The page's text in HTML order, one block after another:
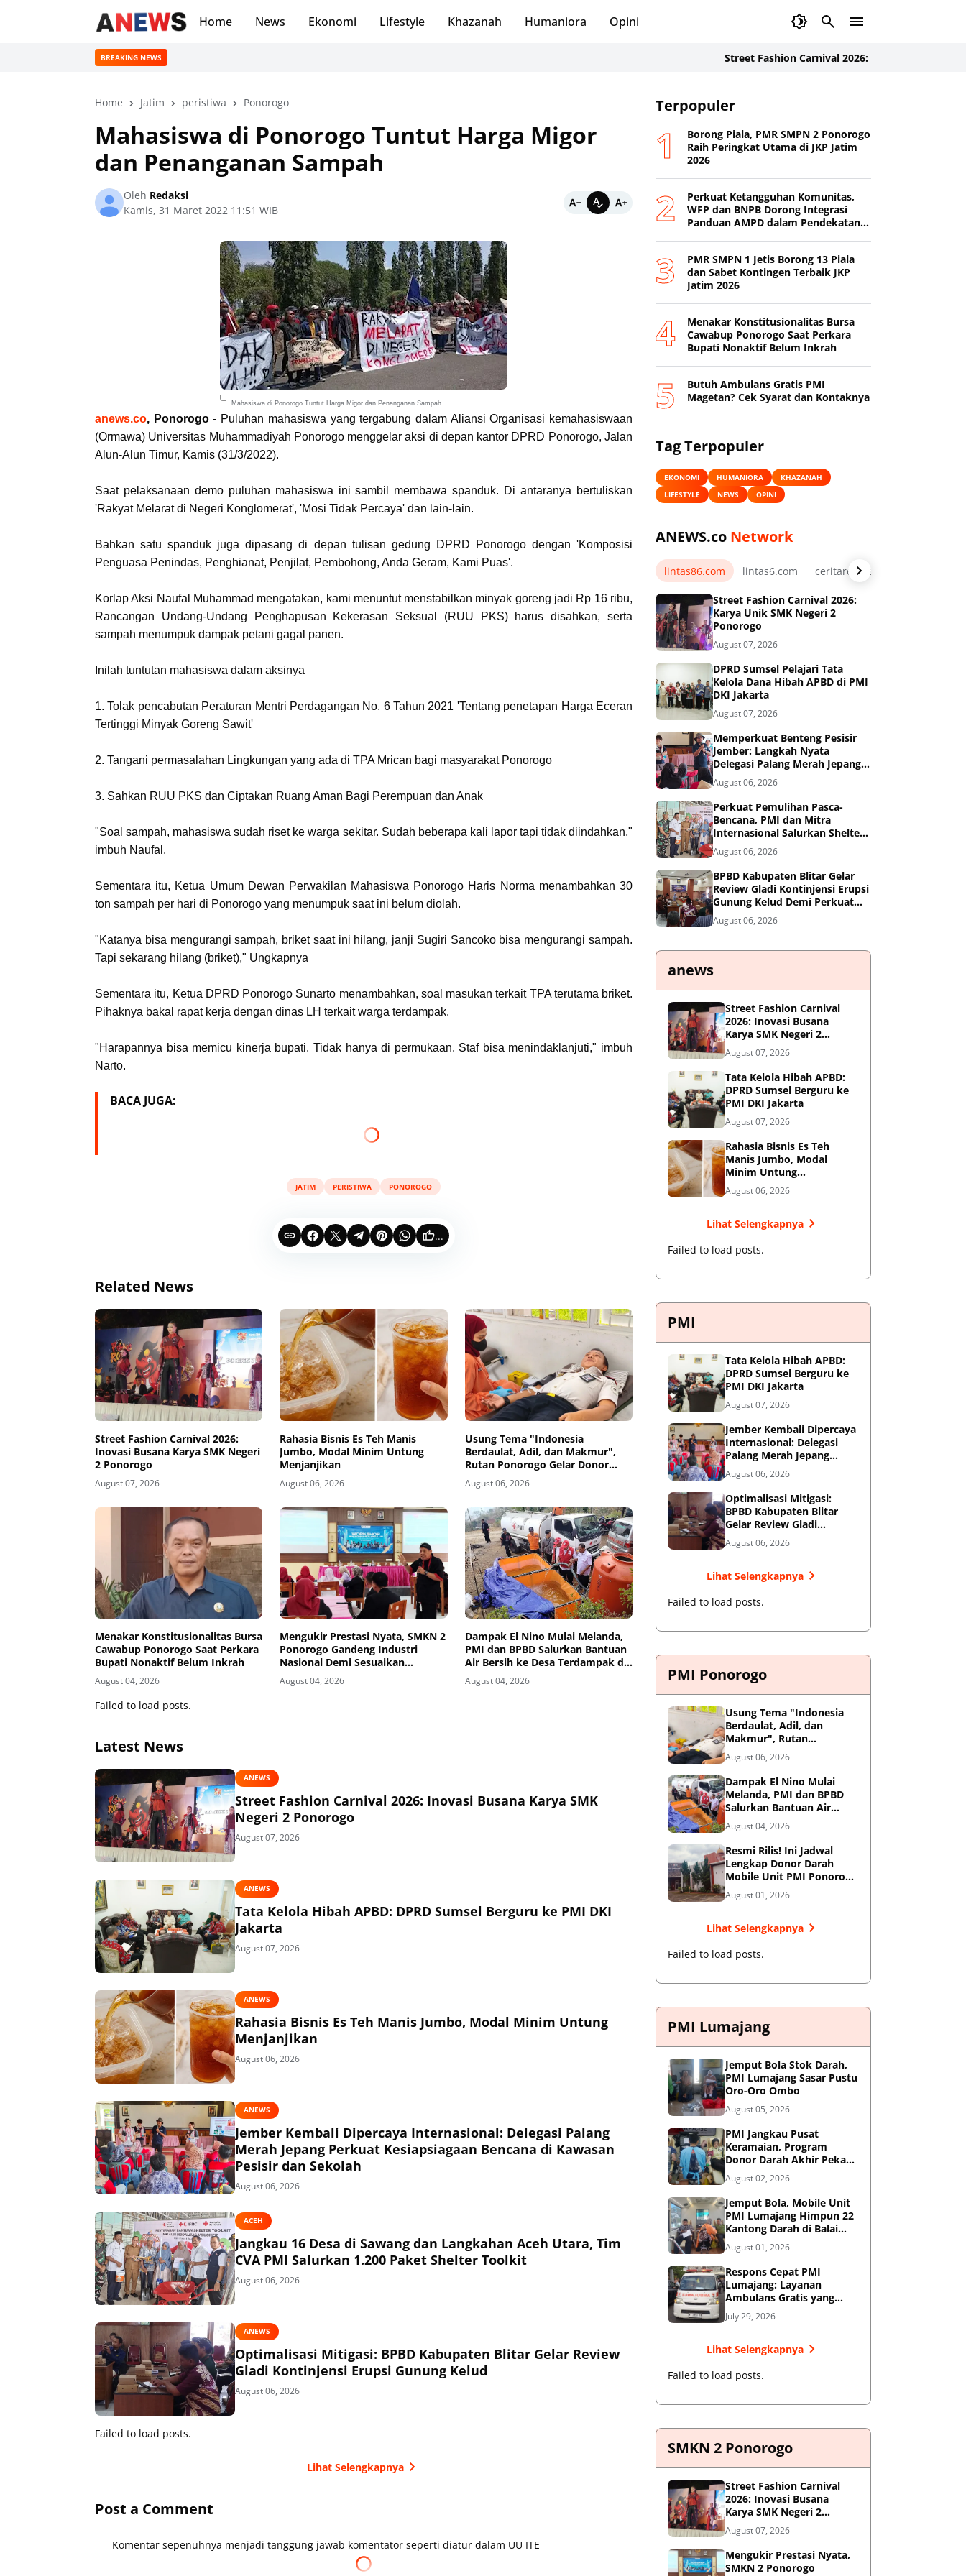
Home News Ekonomi Lifestyle Khazanah Humaniora Opini
BREAKING NEWS Street Fashion Carnival 2026: Inovasi Busana Karya SMK
Home Jatim peristiwa Ponorogo
Mahasiswa di Ponorogo Tuntut Harga Migor
dan Penanganan Sampah
Oleh Redaksi
Kamis, 31 Maret 2022 11:51 WIB
Mahasiswa di Ponorogo Tuntut Harga Migor dan Penanganan Sampah
anews.co, Ponorogo- Puluhan mahasiswa yang tergabung dalam Aliansi Organisasi kemahasiswaan
(Ormawa) Universitas Muhammadiyah Ponorogo menggelar aksi di depan kantor DPRD Ponorogo, Jalan
Alun-Alun Timur, Kamis (31/3/2022).
Saat pelaksanaan demo puluhan mahasiswa ini sambil membawa spanduk. Di antaranya bertuliskan
'Rakyat Melarat di Negeri Konglomerat', 'Mosi Tidak Percaya' dan lain-lain.
Bahkan satu spanduk juga dipasang di depan tulisan gedung DPRD Ponorogo dengan 'Komposisi
Penguasa Penindas, Penghianat, Penjilat, Pembohong, Anda Geram, Kami Puas'.
Korlap Aksi Naufal Muhammad mengatakan, kami menuntut menstabilkan minyak goreng jadi Rp 16 ribu,
Rancangan Undang-Undang Penghapusan Kekerasan Seksual (RUU PKS) harus disahkan, serta
sampah menumpuk dampak petani gagal panen.
Inilah tuntutan mahasiswa dalam aksinya
1. Tolak pencabutan Peraturan Mentri Perdagangan No. 6 Tahun 2021 'Tentang penetapan Harga Eceran
Tertinggi Minyak Goreng Sawit'
2. Tangani permasalahan Lingkungan yang ada di TPA Mrican bagi masyarakat Ponorogo
3. Sahkan RUU PKS dan Ciptakan Ruang Aman Bagi Perempuan dan Anak
"Soal sampah, mahasiswa sudah riset ke warga sekitar. Sudah beberapa kali lapor tapi tidak diindahkan,"
imbuh Naufal.
Sementara itu, Ketua Umum Dewan Perwakilan Mahasiswa Ponorogo Haris Norma menambahkan 30
ton sampah per hari di Ponorogo yang menumpuk saat ini belum diolah.
"Katanya bisa mengurangi sampah, briket saat ini hilang, janji Sugiri Sancoko bisa mengurangi sampah.
Tapi sekarang hilang (briket)," Ungkapnya
Sementara itu, Ketua DPRD Ponorogo Sunarto menambahkan, soal masukan terkait TPA terutama briket.
Pihaknya bakal rapat kerja dengan dinas LH terkait warga terdampak.
"Harapannya bisa memicu kinerja bupati. Tidak hanya di permukaan. Staf bisa menindaklanjuti," imbuh
Narto.
BACA JUGA:
JATIM PERISTIWA PONOROGO
...
Related News
Street Fashion Carnival 2026:
Inovasi Busana Karya SMK Negeri
2 Ponorogo
August 07, 2026
Rahasia Bisnis Es Teh Manis
Jumbo, Modal Minim Untung
Menjanjikan
August 06, 2026
Usung Tema "Indonesia
Berdaulat, Adil, dan Makmur",
Rutan Ponorogo Gelar Donor
Darah Kemanusiaan Sambut HUT
RI ke-81
August 06, 2026
Menakar Konstitusionalitas Bursa
Cawabup Ponorogo Saat Perkara
Bupati Nonaktif Belum Inkrah
August 04, 2026
Mengukir Prestasi Nyata, SMKN 2
Ponorogo Gandeng Industri
Nasional Demi Sesuaikan
Kurikulum dengan Kebutuhan
Dunia Kerja
August 04, 2026
Dampak El Nino Mulai Melanda,
PMI dan BPBD Salurkan Bantuan
Air Bersih ke Desa Terdampak di
Ponorogo
August 04, 2026
Failed to load posts.
Latest News
ANEWS
Street Fashion Carnival 2026: Inovasi Busana Karya SMK
Negeri 2 Ponorogo
August 07, 2026
ANEWS
Tata Kelola Hibah APBD: DPRD Sumsel Berguru ke PMI DKI
Jakarta
August 07, 2026
ANEWS
Rahasia Bisnis Es Teh Manis Jumbo, Modal Minim Untung
Menjanjikan
August 06, 2026
ANEWS
Jember Kembali Dipercaya Internasional: Delegasi Palang
Merah Jepang Perkuat Kesiapsiagaan Bencana di Kawasan
Pesisir dan Sekolah
August 06, 2026
ACEH
Jangkau 16 Desa di Sawang dan Langkahan Aceh Utara, Tim
CVA PMI Salurkan 1.200 Paket Shelter Toolkit
August 06, 2026
ANEWS
Optimalisasi Mitigasi: BPBD Kabupaten Blitar Gelar Review
Gladi Kontinjensi Erupsi Gunung Kelud
August 06, 2026
Failed to load posts.
Lihat Selengkapnya
Post a Comment
Komentar sepenuhnya menjadi tanggung jawab komentator seperti diatur dalam UU ITE
Terpopuler
Borong Piala, PMR SMPN 2 Ponorogo
Raih Peringkat Utama di JKP Jatim
2026
Perkuat Ketangguhan Komunitas,
WFP dan BNPB Dorong Integrasi
Panduan AMPD dalam Pendekatan
PMR SMPN 1 Jetis Borong 13 Piala
dan Sabet Kontingen Terbaik JKP
Jatim 2026
Menakar Konstitusionalitas Bursa
Cawabup Ponorogo Saat Perkara
Bupati Nonaktif Belum Inkrah
Butuh Ambulans Gratis PMI
Magetan? Cek Syarat dan Kontaknya
Tag Terpopuler
EKONOMI HUMANIORA
KHAZANAH
LIFESTYLE
NEWS OPINI
ANEWS.co Network
lintas86.com lintas6.com ceritarelawan.my.id
Street Fashion Carnival 2026:
Karya Unik SMK Negeri 2
Ponorogo
August 07, 2026
DPRD Sumsel Pelajari Tata
Kelola Dana Hibah APBD di PMI
DKI Jakarta
August 07, 2026
Memperkuat Benteng Pesisir
Jember: Langkah Nyata
Delegasi Palang Merah Jepang
Dampingi Relawan dan Sekolah
Tangguh Bencana
August 06, 2026
Perkuat Pemulihan Pasca-
Bencana, PMI dan Mitra
Internasional Salurkan Shelter
Toolkit untuk 1.200 Keluarga di
Aceh Utara
August 06, 2026
BPBD Kabupaten Blitar Gelar
Review Gladi Kontinjensi Erupsi
Gunung Kelud Demi Perkuat
Mitigasi Bencana
August 06, 2026
anews
Street Fashion Carnival
2026: Inovasi Busana
Karya SMK Negeri 2
Ponorogo
August 07, 2026
Tata Kelola Hibah APBD:
DPRD Sumsel Berguru ke
PMI DKI Jakarta
August 07, 2026
Rahasia Bisnis Es Teh
Manis Jumbo, Modal
Minim Untung
Menjanjikan
August 06, 2026
Lihat Selengkapnya
Failed to load posts.
PMI
Tata Kelola Hibah APBD:
DPRD Sumsel Berguru ke
PMI DKI Jakarta
August 07, 2026
Jember Kembali Dipercaya
Internasional: Delegasi
Palang Merah Jepang
Perkuat Kesiapsiagaan
Bencana di Kawasan
Pesisir dan Sekolah
August 06, 2026
Optimalisasi Mitigasi:
BPBD Kabupaten Blitar
Gelar Review Gladi
Kontinjensi Erupsi Gunung
Kelud
August 06, 2026
Lihat Selengkapnya
Failed to load posts.
PMI Ponorogo
Usung Tema "Indonesia
Berdaulat, Adil, dan
Makmur", Rutan
Ponorogo Gelar Donor
Darah Kemanusiaan
Sambut HUT RI ke-81
August 06, 2026
Dampak El Nino Mulai
Melanda, PMI dan BPBD
Salurkan Bantuan Air
Bersih ke Desa Terdampak
di Ponorogo
August 04, 2026
Resmi Rilis! Ini Jadwal
Lengkap Donor Darah
Mobile Unit PMI Ponorogo
Agustus 2026
August 01, 2026
Lihat Selengkapnya
Failed to load posts.
PMI Lumajang
Jemput Bola Stok Darah,
PMI Lumajang Sasar Pustu
Oro-Oro Ombo
August 05, 2026
PMI Jangkau Pusat
Keramaian, Program
Donor Darah Akhir Pekan
di GM Plaza Lumajang
Disambut Antusias
August 02, 2026
Jemput Bola, Mobile Unit
PMI Lumajang Himpun 22
Kantong Darah di Balai
Desa Jatirejo Kunir
August 01, 2026
Respons Cepat PMI
Lumajang: Layanan
Ambulans Gratis yang
Wajib Diketahui Warga
July 29, 2026
Lihat Selengkapnya
Failed to load posts.
SMKN 2 Ponorogo
Street Fashion Carnival
2026: Inovasi Busana
Karya SMK Negeri 2
Ponorogo
August 07, 2026
Mengukir Prestasi Nyata,
SMKN 2 Ponorogo